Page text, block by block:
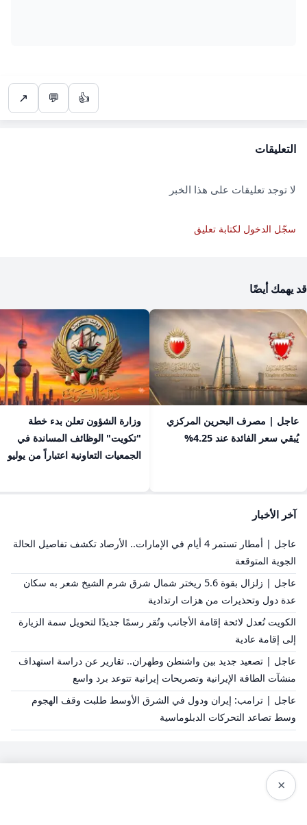
👍
💬
↗
التعليقات
لا توجد تعليقات على هذا الخبر
سجّل الدخول لكتابة تعليق
قد يهمك أيضًا
عاجل | مصرف البحرين المركزي
يُبقي سعر الفائدة عند 4.25%
​وزارة الشؤون تعلن بدء خطة
"تكويت" الوظائف المساندة في
الجمعيات التعاونية اعتباراً من يوليو
آخر الأخبار
عاجل | أمطار تستمر 4 أيام في الإمارات.. الأرصاد تكشف تفاصيل الحالة
الجوية المتوقعة
عاجل | زلزال بقوة 5.6 ريختر شمال شرق شرم الشيخ شعر به سكان
عدة دول وتحذيرات من هزات ارتدادية
الكويت تُعدل لائحة إقامة الأجانب وتُقر رسمًا جديدًا لتحويل سمة الزيارة
إلى إقامة عادية
عاجل | تصعيد جديد بين واشنطن وطهران.. تقارير عن دراسة استهداف
منشآت الطاقة الإيرانية وتصريحات إيرانية تتوعد برد واسع
عاجل | ترامب: إيران ودول في الشرق الأوسط طلبت وقف الهجوم
وسط تصاعد التحركات الدبلوماسية
×